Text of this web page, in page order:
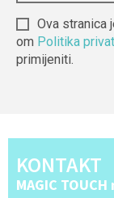
Ova stranica
om Politika
primijeniti.
KONTAKT
MAGIC